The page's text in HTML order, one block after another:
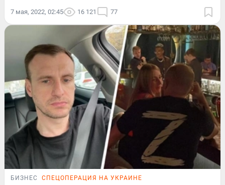
7 мая, 2022, 02:45 16 121 77
БИЗНЕС СПЕЦОПЕРАЦИЯ НА УКРАИНЕ